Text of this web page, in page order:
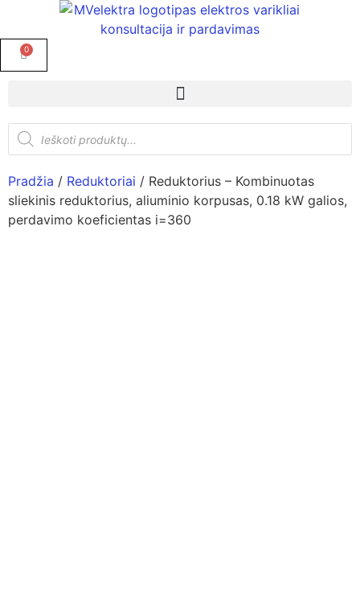
0
Pradžia / Reduktoriai / Reduktorius – Kombinuotas
sliekinis reduktorius, aliuminio korpusas, 0.18 kW galios,
perdavimo koeficientas i=360